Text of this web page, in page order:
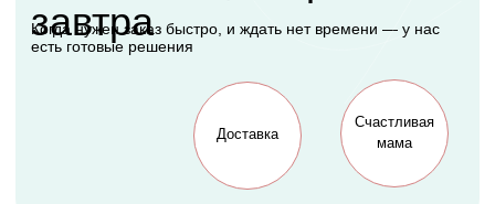
будет рада каждая
мама